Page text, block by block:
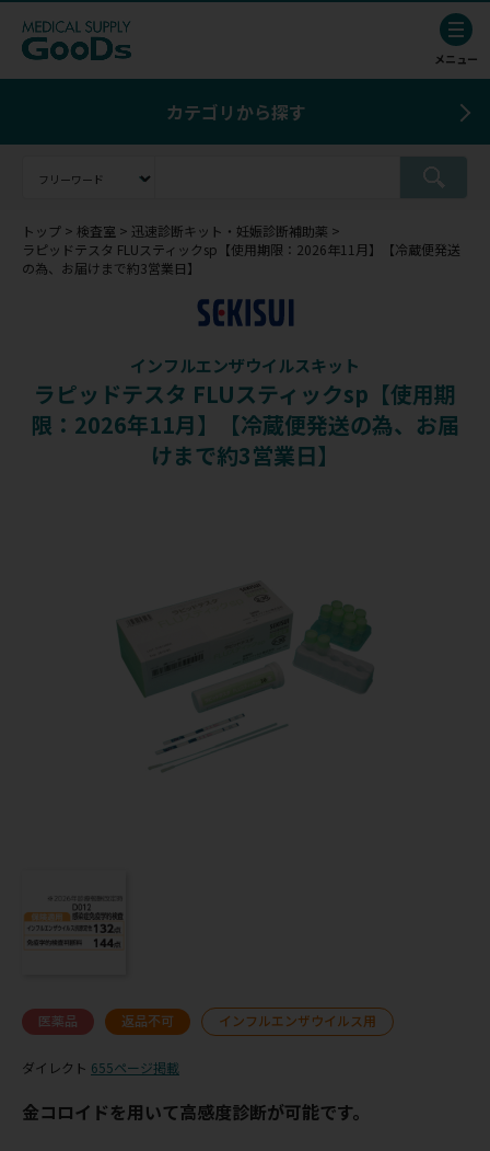
カテゴリから探す
トップ 検査室
迅速診断キット・妊娠診断補助薬
ラピッドテスタ FLUスティックsp【使用期限：2026年11月】【冷蔵便発送
の為、お届けまで約3営業日】
インフルエンザウイルスキット
ラピッドテスタ FLUスティックsp【使用期
限：2026年11月】【冷蔵便発送の為、お届
けまで約3営業日】
医薬品 返品不可 インフルエンザウイルス用
ダイレクト 655ページ掲載
金コロイドを用いて高感度診断が可能です。